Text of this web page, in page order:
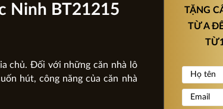
Ninh BT21215
chủ. Đối với những căn nhà lô
hút, công năng của căn nhà
TẶNG
TỪ A